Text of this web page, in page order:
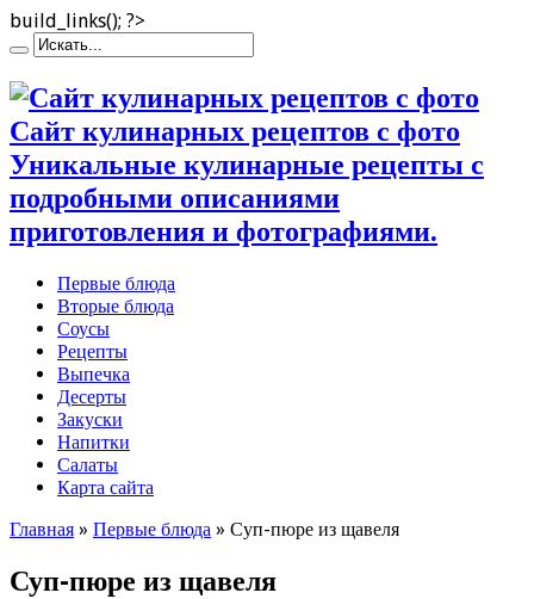
build_links(); ?>
Сайт кулинарных рецептов с фото
Уникальные кулинарные рецепты с
подробными описаниями
приготовления и фотографиями.
Первые блюда
Вторые блюда
Соусы
Рецепты
Выпечка
Десерты
Закуски
Напитки
Салаты
Карта сайта
Главная » Первые блюда » Суп-пюре из щавеля
Суп-пюре из щавеля